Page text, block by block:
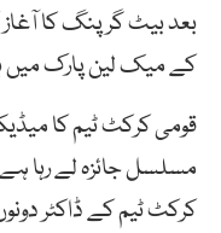
بعد بیٹ گرپنگ کا آغاز
کے میک لین پارک میں
قومی کرکٹ ٹیم کا
مسلسل جائزہ لے رہا
کرکٹ ٹیم کے ڈاکٹر